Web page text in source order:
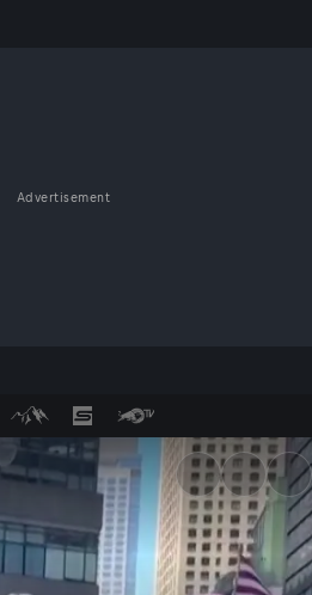
Advertisement
Nation -